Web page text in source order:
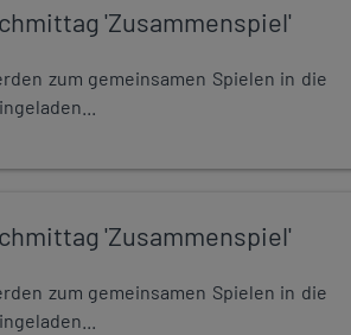
'Zusammenspiel'
zum gemeinsamen Spielen in die
'Zusammenspiel'
zum gemeinsamen Spielen in die